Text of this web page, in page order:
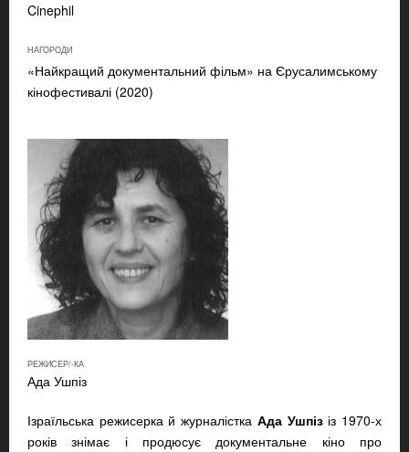
Cinephil
НАГОРОДИ
«Найкращий документальний фільм» на Єрусалимському
кінофестивалі (2020)
РЕЖИСЕР/-КА
Ада Ушпіз
Ізраїльська режисерка й журналістка Ада Ушпізіз 1970-х
років знімає і продюсує документальне кіно про